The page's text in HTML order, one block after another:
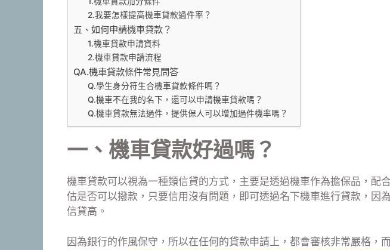
2.我要怎樣提高機車貸款過件率？
五、如何申請機車貸款？
1.機車貸款申請資料
2.機車貸款申請流程
QA.機車貸款條件常見問答
Q.學生身分符生合機車貸款條件嗎？
Q.機車不在我的名下，還可以申請機車貸款嗎？
Q.機車貸款無法過件，提供保人可以增加過件機率嗎？
一、 機車貸款好過嗎？
機車貸款可以視為一種類信貸的方式，主要是透過機車作為擔保品，配
估是否可以撥款，只要信用沒有問題，即可透過名下機車進行貸款，因
信貸高。
因為銀行的作風保守，所以在任何的貸款申請上，都會審核非常嚴格，